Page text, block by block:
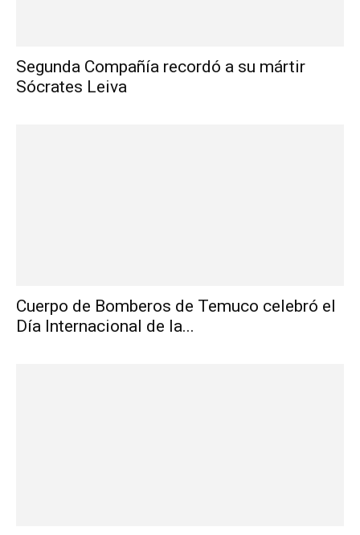
Segunda Compañía recordó a su mártir
Sócrates Leiva
Cuerpo de Bomberos de Temuco celebró el
Día Internacional de la...